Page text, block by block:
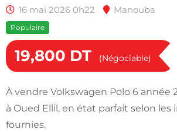
16 mai 2026 0h22 Manouba
Populaire
19,800 DT (Négociable)
À vendre Volkswagen Polo 6 année
à Oued Ellil, en état parfait selon les
fournies.